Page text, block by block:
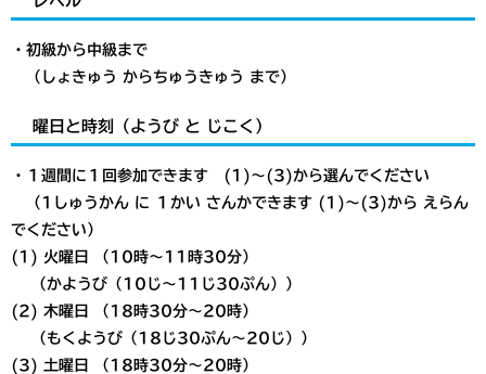
・初級から中級まで
（しょきゅう からちゅうきゅう まで）
曜日と時刻（ようび と じこく）
・１週間に１回参加できます (1)～(3)から選んでください
（1しゅうかん に １かい さんかできます (1)～(3)から えらん
でください）
(1) 火曜日 （10時～11時30分）
（かようび（10じ～11じ30ぷん））
(2) 木曜日 （18時30分～20時）
（もくようび（18じ30ぷん～20じ））
(3) 土曜日 （18時30分～20時）